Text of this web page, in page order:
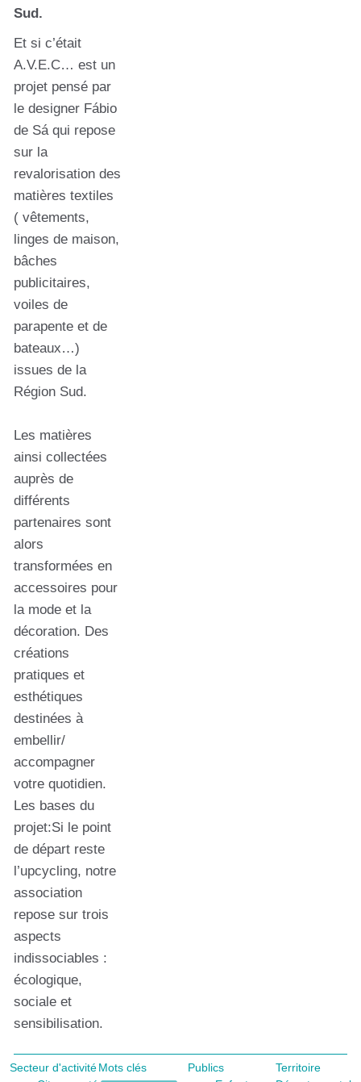
Sud.
Et si c’était
A.V.E.C… est un
projet pensé par
le designer Fábio
de Sá qui repose
sur la
revalorisation des
matières textiles
( vêtements,
linges de maison,
bâches
publicitaires,
voiles de
parapente et de
bateaux…)
issues de la
Région Sud.
Les matières
ainsi collectées
auprès de
différents
partenaires sont
alors
transformées en
accessoires pour
la mode et la
décoration. Des
créations
pratiques et
esthétiques
destinées à
embellir/
accompagner
votre quotidien.
Les bases du
projet:Si le point
de départ reste
l’upcycling, notre
association
repose sur trois
aspects
indissociables :
écologique,
sociale et
sensibilisation.
Secteur d'activité Mots clés
Publics
Territoire